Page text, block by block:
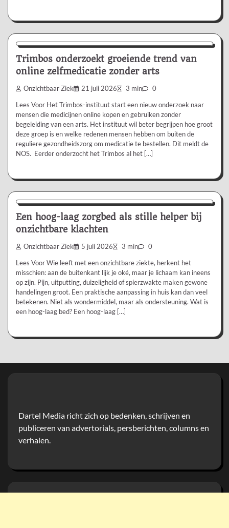
Nieuws/Informatie
Trimbos onderzoekt groeiende trend van
online zelfmedicatie zonder arts
Onzichtbaar Ziek 21 juli 2026 3 min 0
Lees Voor Het Trimbos-instituut start een nieuw onderzoek naar
mensen die medicijnen online kopen en gebruiken zonder
begeleiding van een arts. Het instituut wil beter begrijpen hoe groot
deze groep is en welke redenen mensen hebben om buiten de
reguliere gezondheidszorg om medicatie te bestellen. Dit meldt de
NOS. Eerder onderzocht het Trimbos al het […]
Aanbevolen
Een hoog-laag zorgbed als stille helper bij
onzichtbare klachten
Onzichtbaar Ziek 5 juli 2026 3 min 0
Lees Voor Wie leeft met een onzichtbare ziekte, herkent het
misschien: aan de buitenkant lijk je oké, maar je lichaam kan ineens
op zijn. Pijn, uitputting, duizeligheid of spierzwakte maken gewone
handelingen groot. Een praktische aanpassing in huis kan dan veel
betekenen. Niet als wondermiddel, maar als ondersteuning. Wat is
een hoog-laag bed? Een hoog-laag […]
Dartel Media richt zich op bedenken, schrijven en
publiceren van advertorials, persberichten, columns en
verhalen.